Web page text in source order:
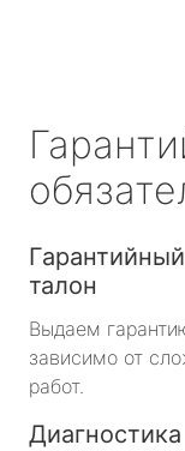
Гарантийный
талон
Выдаем
зависимо от
работ.
Диагностика